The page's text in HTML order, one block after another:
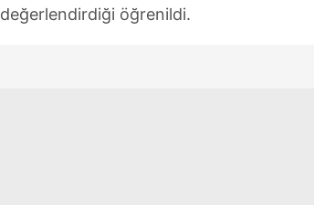
değerlendirdiği öğrenildi.